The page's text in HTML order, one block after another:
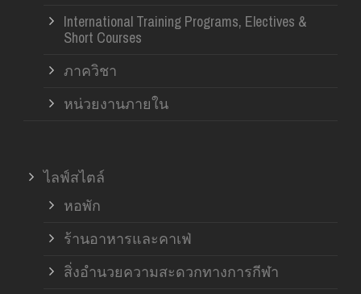
International Training Programs, Electives &
Short Courses
ภาควิชา
หน่วยงานภายใน
ไลฟ์สไตล์
หอพัก
ร้านอาหารและคาเฟ่
สิ่งอำนวยความสะดวกทางการกีฬา